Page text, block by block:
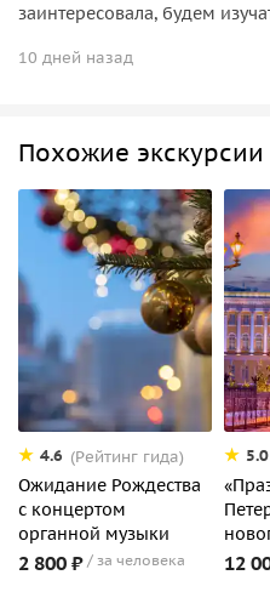
заинтересовала, будем
10 дней назад
Похожие экскурсии
4.6 (Рейтинг гида)
Ожидание Рождества
с концертом
органной музыки
2 800 ₽ за человека
5.0
12